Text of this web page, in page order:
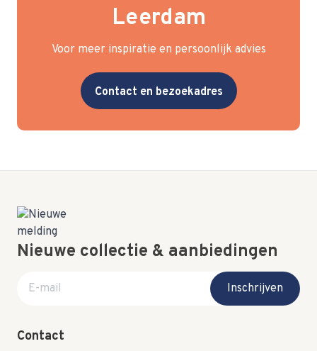
Leerdam
Voor meer inspiratie en persoonlijk advies
Contact en bezoekadres
Nieuwe collectie & aanbiedingen
E-mail adres
Inschrijven
Contact